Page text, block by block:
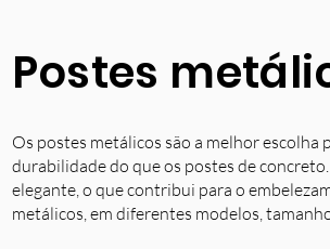
Postes
Os postes metálicos são a melhor
durabilidade do que os postes de
elegante, o que contribui para o
metálicos, em diferentes modelos,